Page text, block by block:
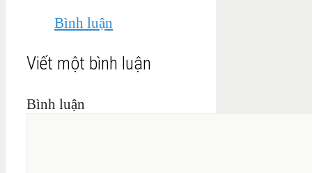
Bình luận
Viết một bình luận
Bình luận